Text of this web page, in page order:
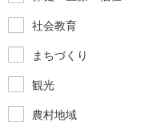
社会教育
まちづくり
観光
農村地域